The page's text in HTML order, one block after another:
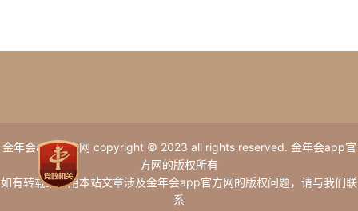
金年会app官方网 copyright © 2023 all rights reserved. 金年会app官
方网的版权所有
如有转载或引用本站文章涉及金年会app官方网的版权问题，请与我们联
系